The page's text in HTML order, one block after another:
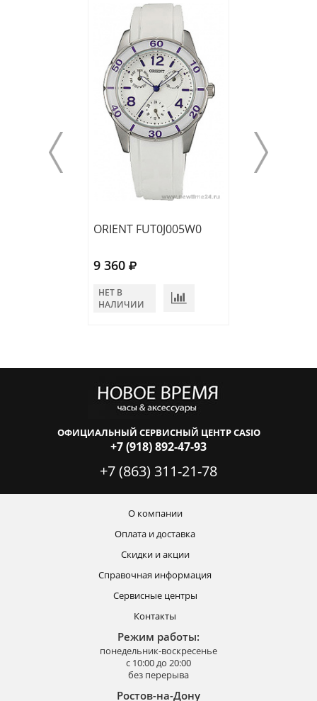
ORIENT FUT0J005W0
9 360
НЕТ В
НАЛИЧИИ
ОФИЦИАЛЬНЫЙ СЕРВИСНЫЙ ЦЕНТР CASIO
+7 (918) 892-47-93
+7 (863) 311-21-78
О компании
Оплата и доставка
Скидки и акции
Справочная информация
Сервисные центры
Контакты
Режим работы:
понедельник-воскресенье
с 10:00 до 20:00
без перерыва
Ростов-на-Дону